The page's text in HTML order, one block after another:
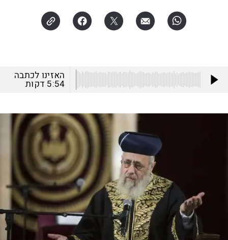
האזינו לכתבה
5:54 דקות